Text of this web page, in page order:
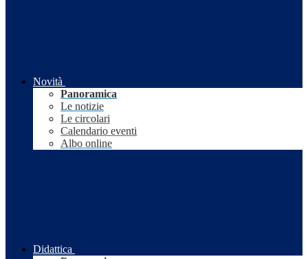
Novità
Panoramica
Le notizie
Le circolari
Calendario eventi
Albo online
Didattica